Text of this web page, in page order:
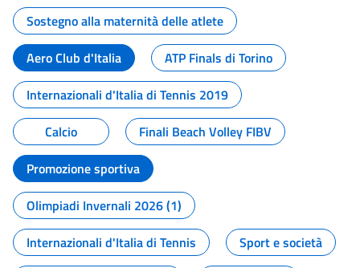
Sostegno alla maternità delle atlete
Aero Club d'Italia
ATP Finals di Torino
Internazionali d'Italia di Tennis 2019
Calcio
Finali Beach Volley FIBV
Promozione sportiva
Olimpiadi Invernali 2026 (1)
Internazionali d'Italia di Tennis
Sport e società